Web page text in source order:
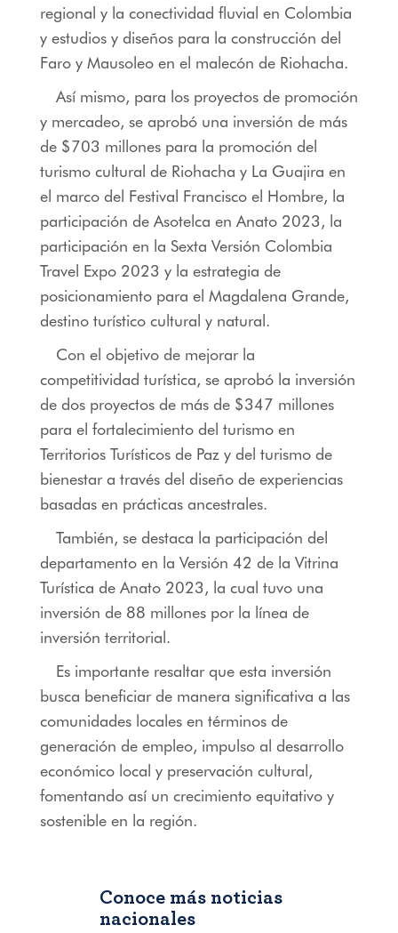
regional y la conectividad fluvial en Colombia
y estudios y diseños para la construcción del
Faro y Mausoleo en el malecón de Riohacha.
Así mismo, para los proyectos de promoción
y mercadeo, se aprobó una inversión de más
de $703 millones para la promoción del
turismo cultural de Riohacha y La Guajira en
el marco del Festival Francisco el Hombre, la
participación de Asotelca en Anato 2023, la
participación en la Sexta Versión Colombia
Travel Expo 2023 y la estrategia de
posicionamiento para el Magdalena Grande,
destino turístico cultural y natural.
Con el objetivo de mejorar la
competitividad turística, se aprobó la inversión
de dos proyectos de más de $347 millones
para el fortalecimiento del turismo en
Territorios Turísticos de Paz y del turismo de
bienestar a través del diseño de experiencias
basadas en prácticas ancestrales.
También, se destaca la participación del
departamento en la Versión 42 de la Vitrina
Turística de Anato 2023, la cual tuvo una
inversión de 88 millones por la línea de
inversión territorial.
Es importante resaltar que esta inversión
busca beneficiar de manera significativa a las
comunidades locales en términos de
generación de empleo, impulso al desarrollo
económico local y preservación cultural,
fomentando así un crecimiento equitativo y
sostenible en la región.
Conoce más noticias
nacionales